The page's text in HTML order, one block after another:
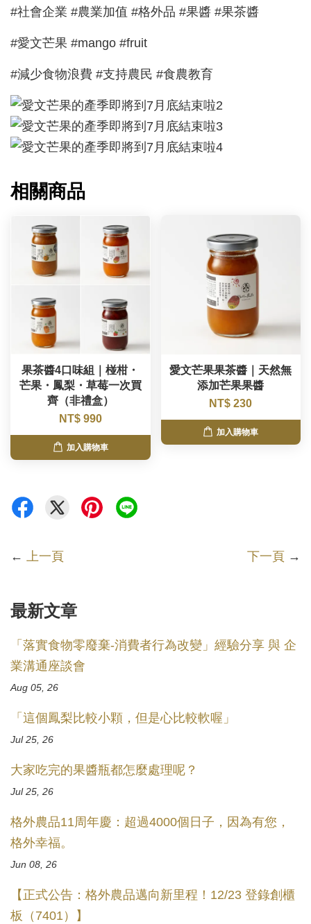
#社會企業 #農業加值 #格外品 #果醬 #果茶醬
#愛文芒果 #mango #fruit
#減少食物浪費 #支持農民 #食農教育
相關商品
果茶醬4口味組｜椪柑・
芒果・鳳梨・草莓一次買
齊（非禮盒）
NT$ 990
加入購物車
愛文芒果果茶醬｜天然無
添加芒果果醬
NT$ 230
加入購物車
← 上一頁 下一頁 →
最新文章
「落實食物零廢棄-消費者行為改變」經驗分享 與 企
業溝通座談會
Aug 05, 26
「這個鳳梨比較小顆，但是心比較軟喔」
Jul 25, 26
大家吃完的果醬瓶都怎麼處理呢？
Jul 25, 26
格外農品11周年慶：超過4000個日子，因為有您，
格外幸福。
Jun 08, 26
【正式公告：格外農品邁向新里程！12/23 登錄創櫃
板（7401）】